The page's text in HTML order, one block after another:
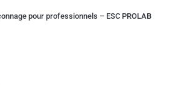
pour professionnels – ESC PROLAB